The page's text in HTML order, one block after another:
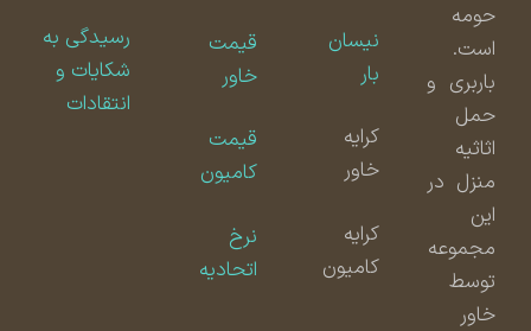
حومه
است.
باربری و
حمل
اثاثیه
منزل در
مجموعه
توسط
نیسان
کامیون
قیمت
قیمت
کامیون
اتحادیه
رسیدگی به
شکایات و
انتقادات